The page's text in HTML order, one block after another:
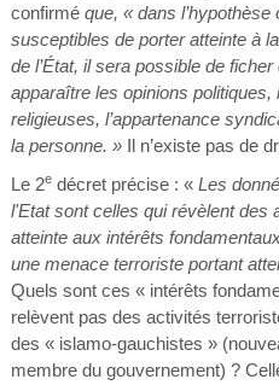
confirmé que, « dans
susceptibles de porter atteinte à
de l’État, il sera possible de
apparaître les opinions
religieuses, l’appartenance
la personne. » Il n’existe pas de
Le 2edécret précise : « Les
l'Etat sont celles qui révèlent des
atteinte aux intérêts
une menace terroriste portant
Quels sont ces « intérêts
relèvent pas des activités
des « islamo-gauchistes »
membre du gouvernement) ?